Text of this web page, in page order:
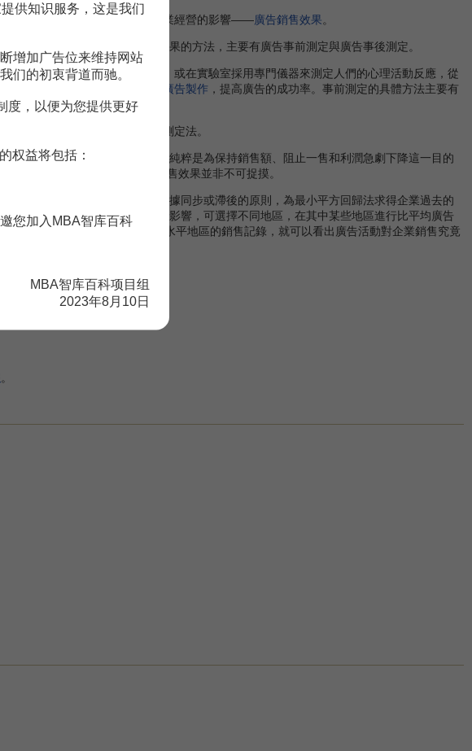
的影響——廣告溝通效果；對企業經營的影響——廣告銷售效果。
期的溝通效果。測定廣告本身效果的方法，主要有廣告事前測定與廣告事後測定。
家、消費者小組進行現場觀摩，或在實驗室採用專門儀器來測定人們的心理活動反應，從
時調整已定的廣告策略，改進
廣告製作 ，提高廣告的成功率。事前測定的具體方法主要有
要方法是回憶測定法與識別測定法。
後不一定能夠擴大銷售量，有時純粹是為保持銷售額、阻止一售和利潤急劇下降這一目的
不可能的。雖然如此，廣告的“售效果並非不可捉摸。
料分析法。是由研究人員根據同步或滯後的原則，為最小平方回歸法求得企業過去的
這種方法來測量廣告對銷售的影響，可選擇不同地區，在其中某些地區進行比平均廣告
％、100％、50％三類廣告水平地區的銷售記錄，就可以看出廣告活動對企業銷售究竟
。
供知识服务，这是我们
增加广告位来维持网站
们的初衷背道而驰。
度，以便为您提供更好
权益将包括：
您加入MBA智库百科
MBA智库百科项目组
2023年8月10日